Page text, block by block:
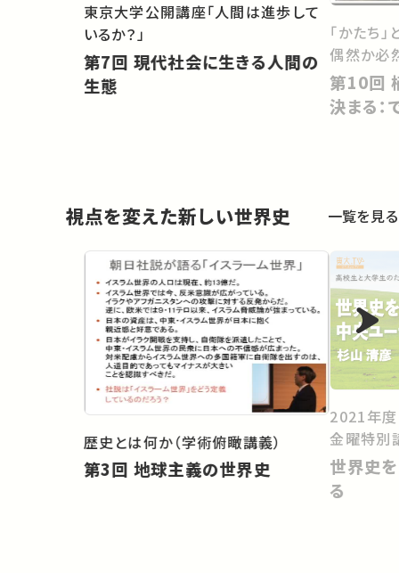
東京大学公開講座「人間は進歩して
いるか？」
第7回 現代社会に生きる人間の
生態
「かたち
偶然か必
第10回 植物の＜見かけ＞はどう
決まる：
視点を変えた新しい世界史 一覧を見る
歴史とは何か（学術俯瞰講義）
第3回 地球主義の世界史
2021年度
金曜特別
世界史
る